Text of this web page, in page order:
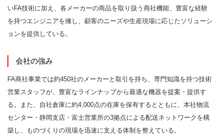
いFA技術に加え、各メーカーの商品を取り扱う商社機能、豊富な経験
を持つエンジニアを擁し、顧客のニーズや生産現場に応じたソリューシ
ョンを提供している。
会社の強み
FA商社事業では約450社のメーカーと取引を持ち、専門知識を持つ技術
営業スタッフが、豊富なラインナップから最適な機器を提案・提供す
る。また、自社倉庫に約4,000点の在庫を保有するとともに、本社物流
センター・静岡支店・富士営業所の3拠点による配送ネットワークを構
築し、ものづくりの現場を迅速に支える体制を整えている。